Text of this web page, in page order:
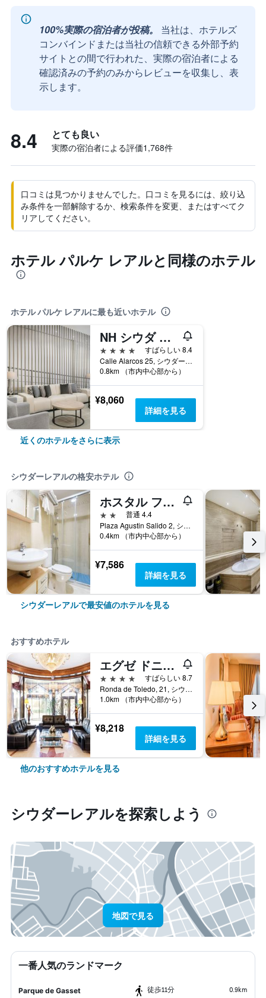
100%実際の宿泊者が投稿。
当社は、ホテルズ
コンバインドまたは当社の信頼できる外部予約
サイトとの間で行われた、実際の宿泊者による
確認済みの予約のみからレビューを収集し、表
示します。
8.4 とても良い
実際の宿泊者による評価1,768​件
口コミは見つかりませんでした。口コミを見るには、絞り込
み条件を一部解除するか、検索条件を変更、またはすべてク
リアしてください。
ホテル パルケ レアルと同様のホテル
ホテル パルケ レアルに最も近いホテル
NH シウダ レアル
4つ星
すばらしい 8.4
Calle Alarcos 25, シウダーレアル, シウダ・レアル県, スペイン
0.8km （市内中心部から）
¥8,060
詳細を見る
近くのホテルをさらに表示
シウダーレアルの格安ホテル
ホスタル フラスカ、ヴィーヴェレ ステイズ
2つ星
普通 4.4
Plaza Agustin Salido 2, シウダーレアル, シウダ・レアル県, スペイン
0.4km （市内中心部から）
¥7,586
詳細を見る
シウダーレアルで最安値のホテルを見る
おすすめホテル
エグゼ ドニャ カルロタ
4つ星
すばらしい 8.7
Ronda de Toledo, 21, シウダーレアル, シウダ・レアル県, スペイン
1.0km （市内中心部から）
¥8,218
詳細を見る
他のおすすめホテルを見る
シウダーレアル​を探索しよう
地図で見る
一番人気のランドマーク
Parque de Gasset ​徒歩11分 0.9km